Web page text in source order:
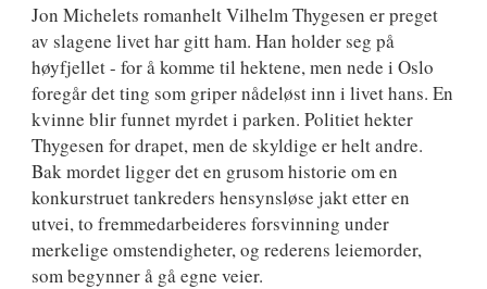
Jon Michelets romanhelt Vilhelm Thygesen er preget
av slagene livet har gitt ham. Han holder seg på
høyfjellet - for å komme til hektene, men nede i Oslo
foregår det ting som griper nådeløst inn i livet hans. En
kvinne blir funnet myrdet i parken. Politiet hekter
Thygesen for drapet, men de skyldige er helt andre.
Bak mordet ligger det en grusom historie om en
konkurstruet tankreders hensynsløse jakt etter en
utvei, to fremmedarbeideres forsvinning under
merkelige omstendigheter, og rederens leiemorder,
som begynner å gå egne veier.